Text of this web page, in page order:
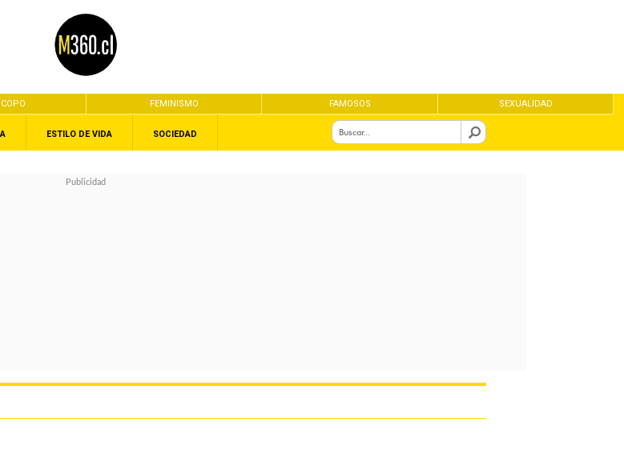
FEMINISMO FAMOSOS SEXUALIDAD
ESTILO DE VIDA SOCIEDAD